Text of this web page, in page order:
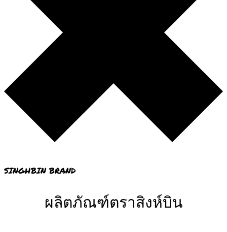
SINGHBIN BRAND
ผลิตภัณฑ์ตราสิงห์บิน